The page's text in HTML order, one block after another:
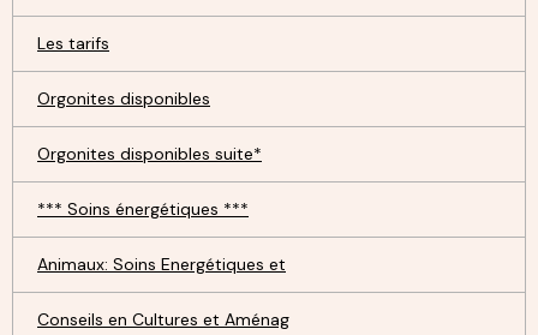
Les tarifs
Orgonites disponibles
Orgonites disponibles suite*
*** Soins énergétiques ***
Animaux: Soins Energétiques et
Conseils en Cultures et Aménag